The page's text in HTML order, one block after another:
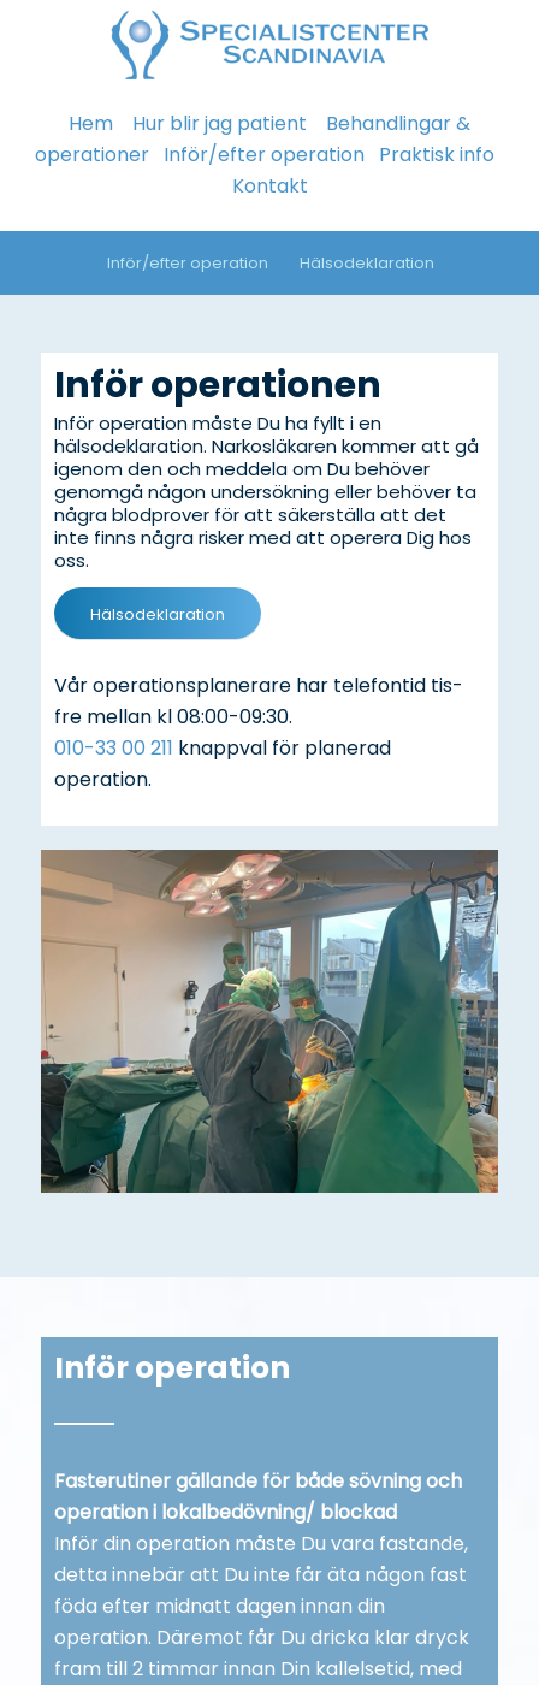
Hem Hur blir jag patient
Behandlingar &
operationer Inför/efter operation Praktisk info
Kontakt
Inför/efter operation Hälsodeklaration
Inför operationen
Inför operation måste Du ha fyllt i en
hälsodeklaration. Narkosläkaren kommer att gå
igenom den och meddela om Du behöver
genomgå någon undersökning eller behöver ta
några blodprover för att säkerställa att det
inte finns några risker med att operera Dig hos
oss.
Hälsodeklaration
Vår operationsplanerare har telefontid tis-
fre mellan kl 08:00-09:30.
010-33 00 211 knappval för planerad
operation.
Inför operation
Fasterutiner gällande för både sövning och
operation i lokalbedövning/ blockad
Inför din operation måste Du vara fastande,
detta innebär att Du inte får äta någon fast
föda efter midnatt dagen innan din
operation. Däremot får Du dricka klar dryck
fram till 2 timmar innan Din kallelsetid, med